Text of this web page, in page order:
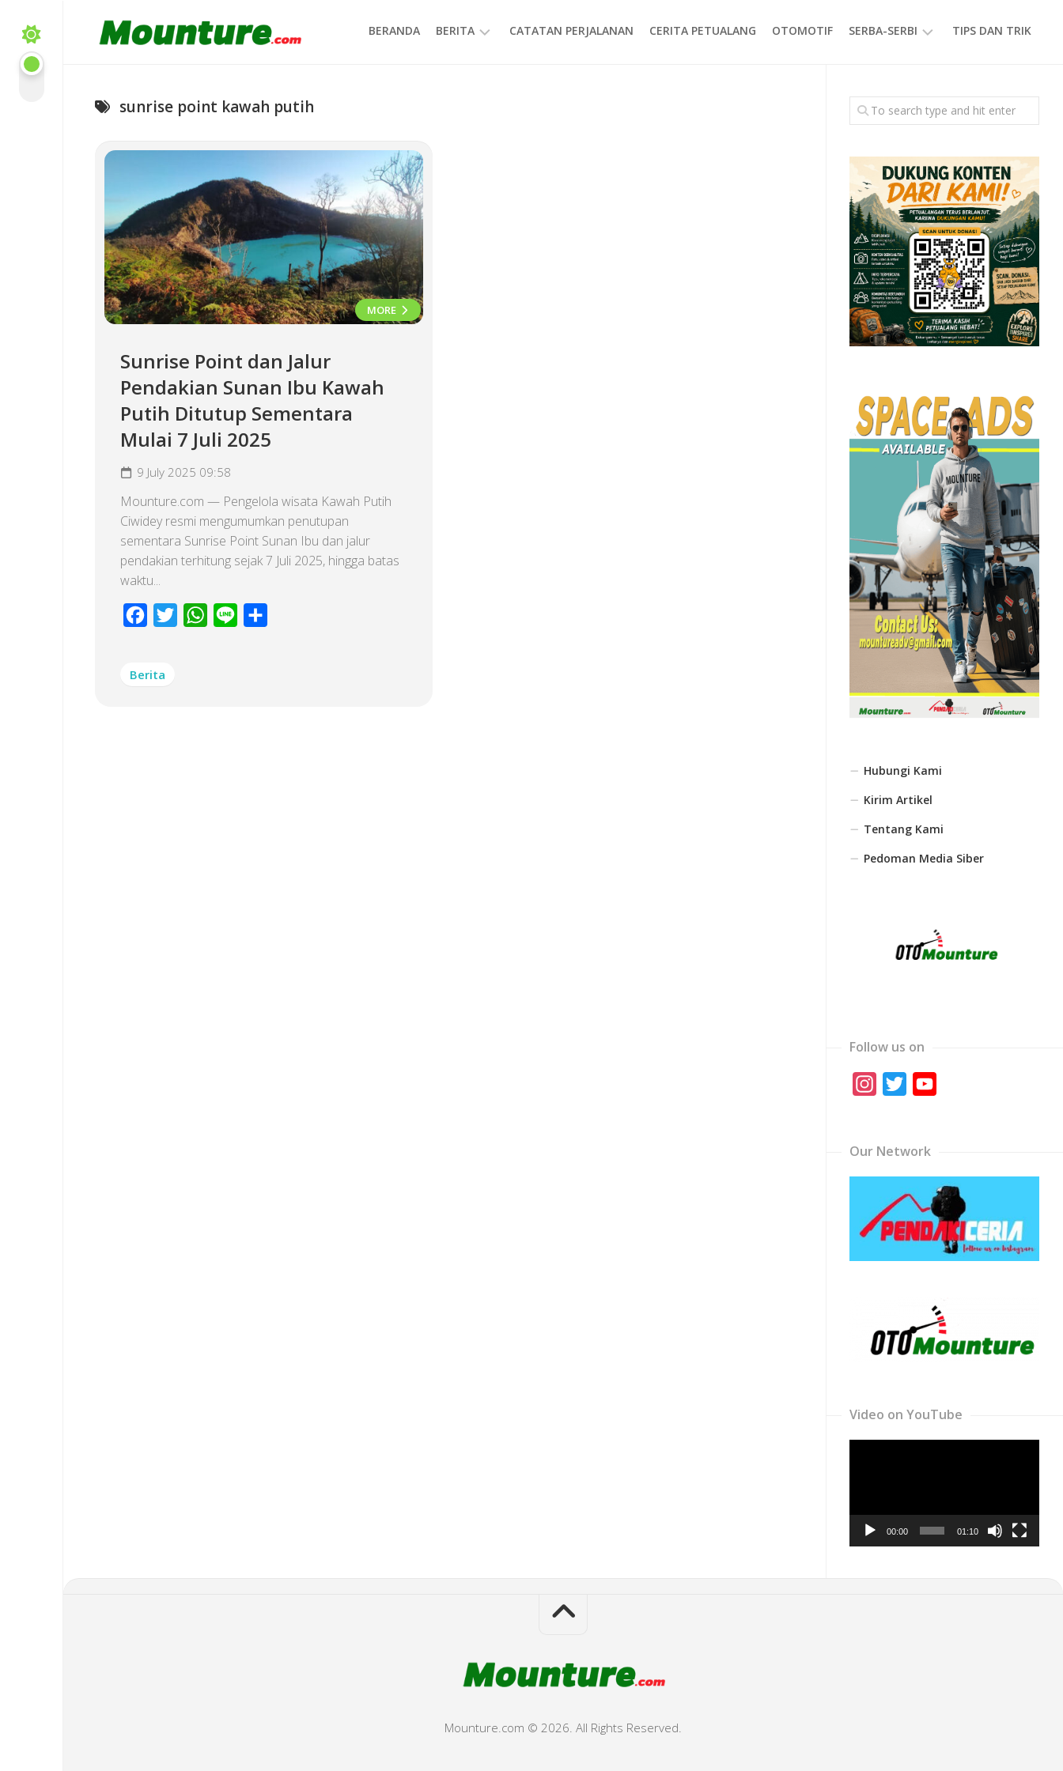
content
BERANDA BERITA CATATAN PERJALANAN CERITA PETUALANG OTOMOTIF SERBA-SERBI
GAYA
HIDUP
TIPS DAN TRIK
sunrise point kawah putih
MORE
Sunrise Point dan Jalur
Pendakian Sunan Ibu Kawah
Putih Ditutup Sementara
Mulai 7 Juli 2025
9 July 2025 09:58
Mounture.com — Pengelola wisata Kawah Putih
Ciwidey resmi mengumumkan penutupan
sementara Sunrise Point Sunan Ibu dan jalur
pendakian terhitung sejak 7 Juli 2025, hingga batas
waktu...
Facebook
Twitter WhatsApp
Line
Berita
Hubungi Kami
Kirim Artikel
Tentang Kami
Pedoman Media Siber
Follow us on
Instagram
Twitter
Our Network
Video on YouTube
00:00 01:10
Mounture.com © 2026. All Rights Reserved.